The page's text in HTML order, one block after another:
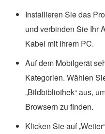
Installieren Sie das
und verbinden Sie Ihr
Kabel mit Ihrem PC.
Auf dem Mobilgerät
Kategorien. Wählen
„Bildbibliothek“ aus,
Browsern zu finden.
Klicken Sie auf